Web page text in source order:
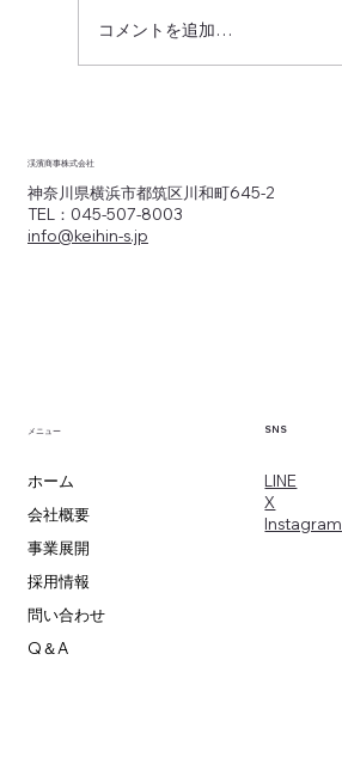
コメントを追加…
渓濱商事株式会社
神奈川県横浜市都筑区川和町645-2
TEL：045-507-8003
info@keihin-s.jp
メニュー
ホーム
会社概要
事業展開
採用情報
問い合わせ
Q＆A
​LINE
X
​Instagram
SNS